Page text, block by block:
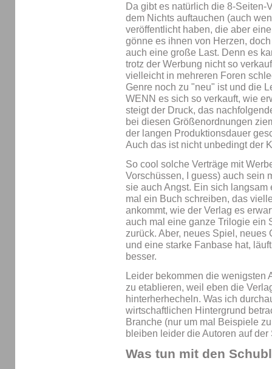
Da gibt es natürlich die 8-Seiten-
dem Nichts auftauchen (auch
veröffentlicht haben, die aber
gönne es ihnen von Herzen,
auch eine große Last. Denn es
trotz der Werbung nicht so
vielleicht in mehreren Foren
Genre noch zu "neu" ist und die
WENN es sich so verkauft, wie
steigt der Druck, das
bei diesen Größenordnungen
der langen Produktionsdauer
Auch das ist nicht unbedingt der
So cool solche Verträge mit
Vorschüssen, I guess) auch sein
sie auch Angst. Ein sich
mal ein Buch schreiben, das
ankommt, wie der Verlag es
auch mal eine ganze Trilogie ein
zurück. Aber, neues Spiel,
und eine starke Fanbase hat,
besser.
Leider bekommen die wenigsten
zu etablieren, weil eben die
hinterherhecheln. Was ich
wirtschaftlichen Hintergrund
Branche (nur um mal Beispiele
bleiben leider die Autoren auf der
Was tun mit den